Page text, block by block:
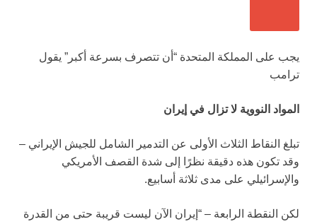
يجب على المملكة المتحدة “أن تتصرف بسرعة أكبر” يقول
ترامب
المواد النووية لا تزال في إيران
تبلغ النقاط الثلاث الأولى عن التدمير الشامل للجيش الإيراني –
وقد تكون هذه دقيقة نظرًا إلى شدة القصف الأمريكي
والإسرائيلي على مدى ثلاثة أسابيع.
لكن النقطة الرابعة – “إيران الآن ليست قريبة حتى من القدرة